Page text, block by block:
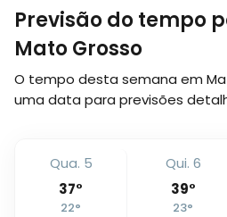
Previsão do tempo
Mato Grosso
O tempo desta semana em
uma data para previsões
Qua. 5
37°
22°
Qui. 6
39°
23°